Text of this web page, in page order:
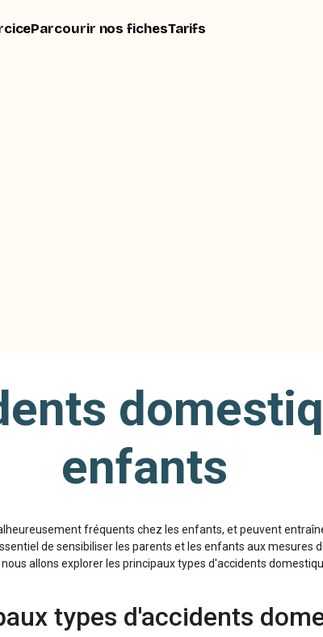
Parcourir nos fichesTarifs
enfants
fréquents chez les enfants, et peuvent
de sensibiliser les parents et les enfants aux mesures
allons explorer les principaux types d'accidents
types d'accidents